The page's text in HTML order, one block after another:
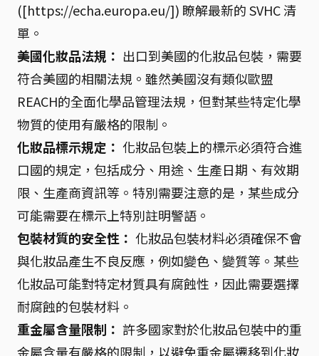
([https://echa.europa.eu/]) 瞭解最新的 SVHC 清
單。
美國化妝品法規： 出口到美國的化妝品包裝，需要
符合美國的相關法規。雖然美國沒有類似歐盟
REACH的全面化學品管理法規，但對某些特定化學
物質的使用有嚴格的限制。
化妝品標示規定： 化妝品包裝上的標示必須符合進
口國的規定，包括成分、用途、生產日期、有效期
限、生產商資訊等。特別需要注意的是，某些成分
可能需要在標示上特別註明警語。
包裝材質的安全性： 化妝品包裝材料必須確保不會
與化妝品產生不良反應，例如變色、變質等。某些
化妝品可能對特定材質具有腐蝕性，因此需要選擇
耐腐蝕的包裝材料。
重金屬含量限制： 許多國家對於化妝品包裝中的重
金屬含量有嚴格的限制，以避免重金屬遷移到化妝